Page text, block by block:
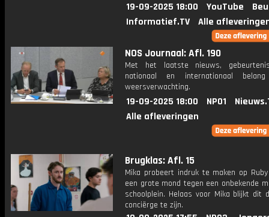
19-09-2025 18:00 YouTube
Informatief.TV
Alle
NOS Journaal: Afl. 190
Met het laatste nieuws,
nationaal en internationaal
weersverwachting.
19-09-2025 18:00 NPO1
Alle afleveringen
Brugklas: Afl. 15
Mika probeert indruk te maken op
een grote mond tegen een onbekende
schoolplein. Helaas voor Mika blijkt dit
conciërge te zijn.